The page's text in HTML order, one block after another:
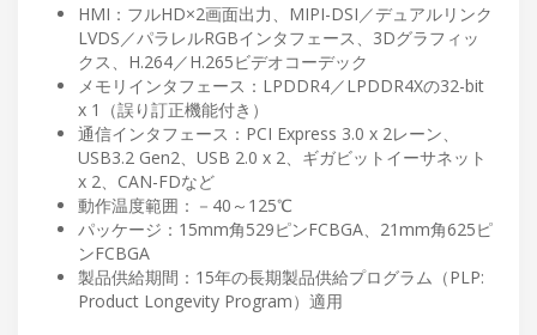
HMI：フルHD×2画面出力、MIPI-DSI／デュアルリンク
LVDS／パラレルRGBインタフェース、3Dグラフィッ
クス、H.264／H.265ビデオコーデック
メモリインタフェース：LPDDR4／LPDDR4Xの32-bit
x 1（誤り訂正機能付き）
通信インタフェース：PCI Express 3.0 x 2レーン、
USB3.2 Gen2、USB 2.0 x 2、ギガビットイーサネット
x 2、CAN-FDなど
動作温度範囲：－40～125℃
パッケージ：15mm角529ピンFCBGA、21mm角625ピ
ンFCBGA
製品供給期間：15年の長期製品供給プログラム（PLP:
Product Longevity Program）適用